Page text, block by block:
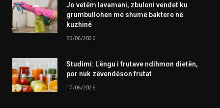
Jo vetëm lavamani, zbuloni vendet ku
grumbullohen më shumë baktere në
kuzhinë
25/06/2026
Studimi: Lëngu i frutave ndihmon dietën,
por nuk zëvendëson frutat
17/06/2026